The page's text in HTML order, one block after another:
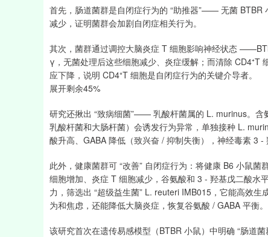
首先，肠道菌群是自闭症行为的 “助推器”—— 无菌 BTBR
减少，证明菌群会加剧自闭症相关行为。
其次，菌群通过调控大脑炎症 T 细胞影响神经状态
γ，无菌处理后这些细胞减少、炎症缓解；而清除 CD4⁺T
应下降，说明 CD4⁺T 细胞是自闭症行为的关键介导者。
展开剩余45%
研究还揪出 “致病细菌”—— 乳酸杆菌属的 L. murinus。含
乳酸杆菌和大肠杆菌）会诱发行为异常，单独接种 L.
酸升高、GABA 降低（致兴奋 / 抑制失衡），神经毒素 3 -
此外，健康菌群可 “改善” 自闭症行为：将健康 B6 小鼠
细胞增加、炎症 T 细胞减少，谷氨酸和 3 - 羟基戊二酸水
力，筛选出 “超级益生菌” L. reuteri IMB015，它能高效
为和焦虑，还能降低大脑炎症，恢复谷氨酸 / GABA 平衡。
该研究首次在遗传易感模型（BTBR 小鼠）中明确 “肠道
0.57% 深证成指 14110.12 -34.08